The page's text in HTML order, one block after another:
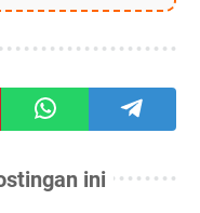
ini